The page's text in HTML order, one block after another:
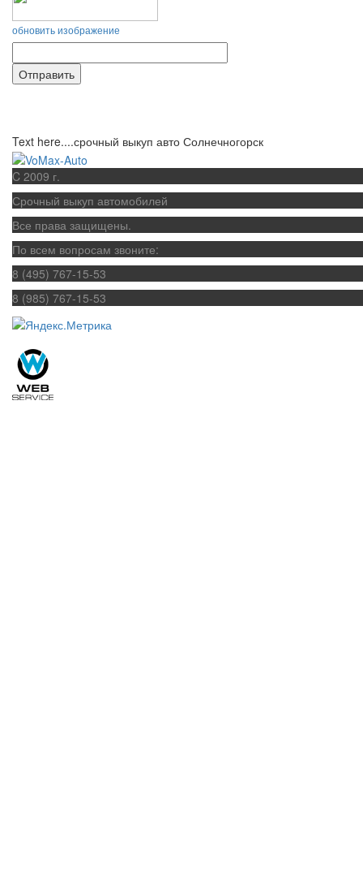
обновить изображение
Text here....срочный выкуп авто Солнечногорск
C 2009 г.
Срочный выкуп автомобилей
Все права защищены.
По всем вопросам звоните:
8 (495) 767-15-53
8 (985) 767-15-53